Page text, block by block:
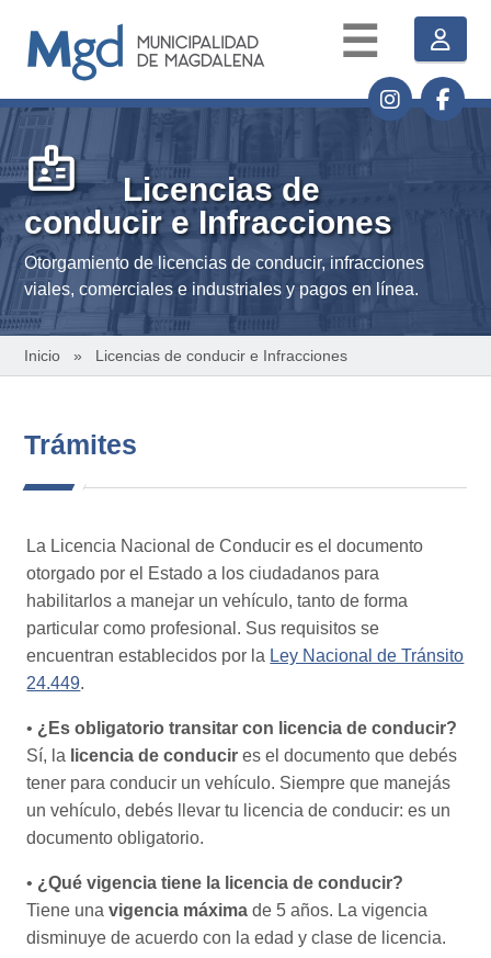
☰
badge
Licencias de
conducir e Infracciones
Otorgamiento de licencias de conducir, infracciones
viales, comerciales e industriales y pagos en línea.
Inicio » Licencias de conducir e Infracciones
Trámites
La Licencia Nacional de Conducir es el documento
otorgado por el Estado a los ciudadanos para
habilitarlos a manejar un vehículo, tanto de forma
particular como profesional. Sus requisitos se
encuentran establecidos por la Ley Nacional de Tránsito
24.449.
• ¿Es obligatorio transitar con licencia de conducir?
Sí, la licencia de conducir es el documento que debés
tener para conducir un vehículo. Siempre que manejás
un vehículo, debés llevar tu licencia de conducir: es un
documento obligatorio.
• ¿Qué vigencia tiene la licencia de conducir?
Tiene unavigencia máxima de 5 años. La vigencia
disminuye de acuerdo con la edad y clase de licencia.